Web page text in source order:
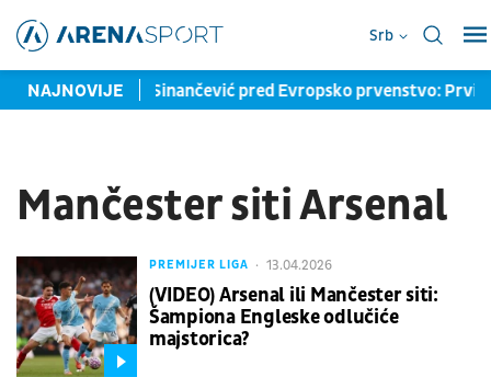
Srb
NAJNOVIJE
medalja Sinančević pred Evropsko prvenstvo: Prvi
Mančester siti Arsenal
PREMIJER LIGA 13.04.2026
(VIDEO) Arsenal ili Mančester siti:
Šampiona Engleske odlučiće
majstorica?